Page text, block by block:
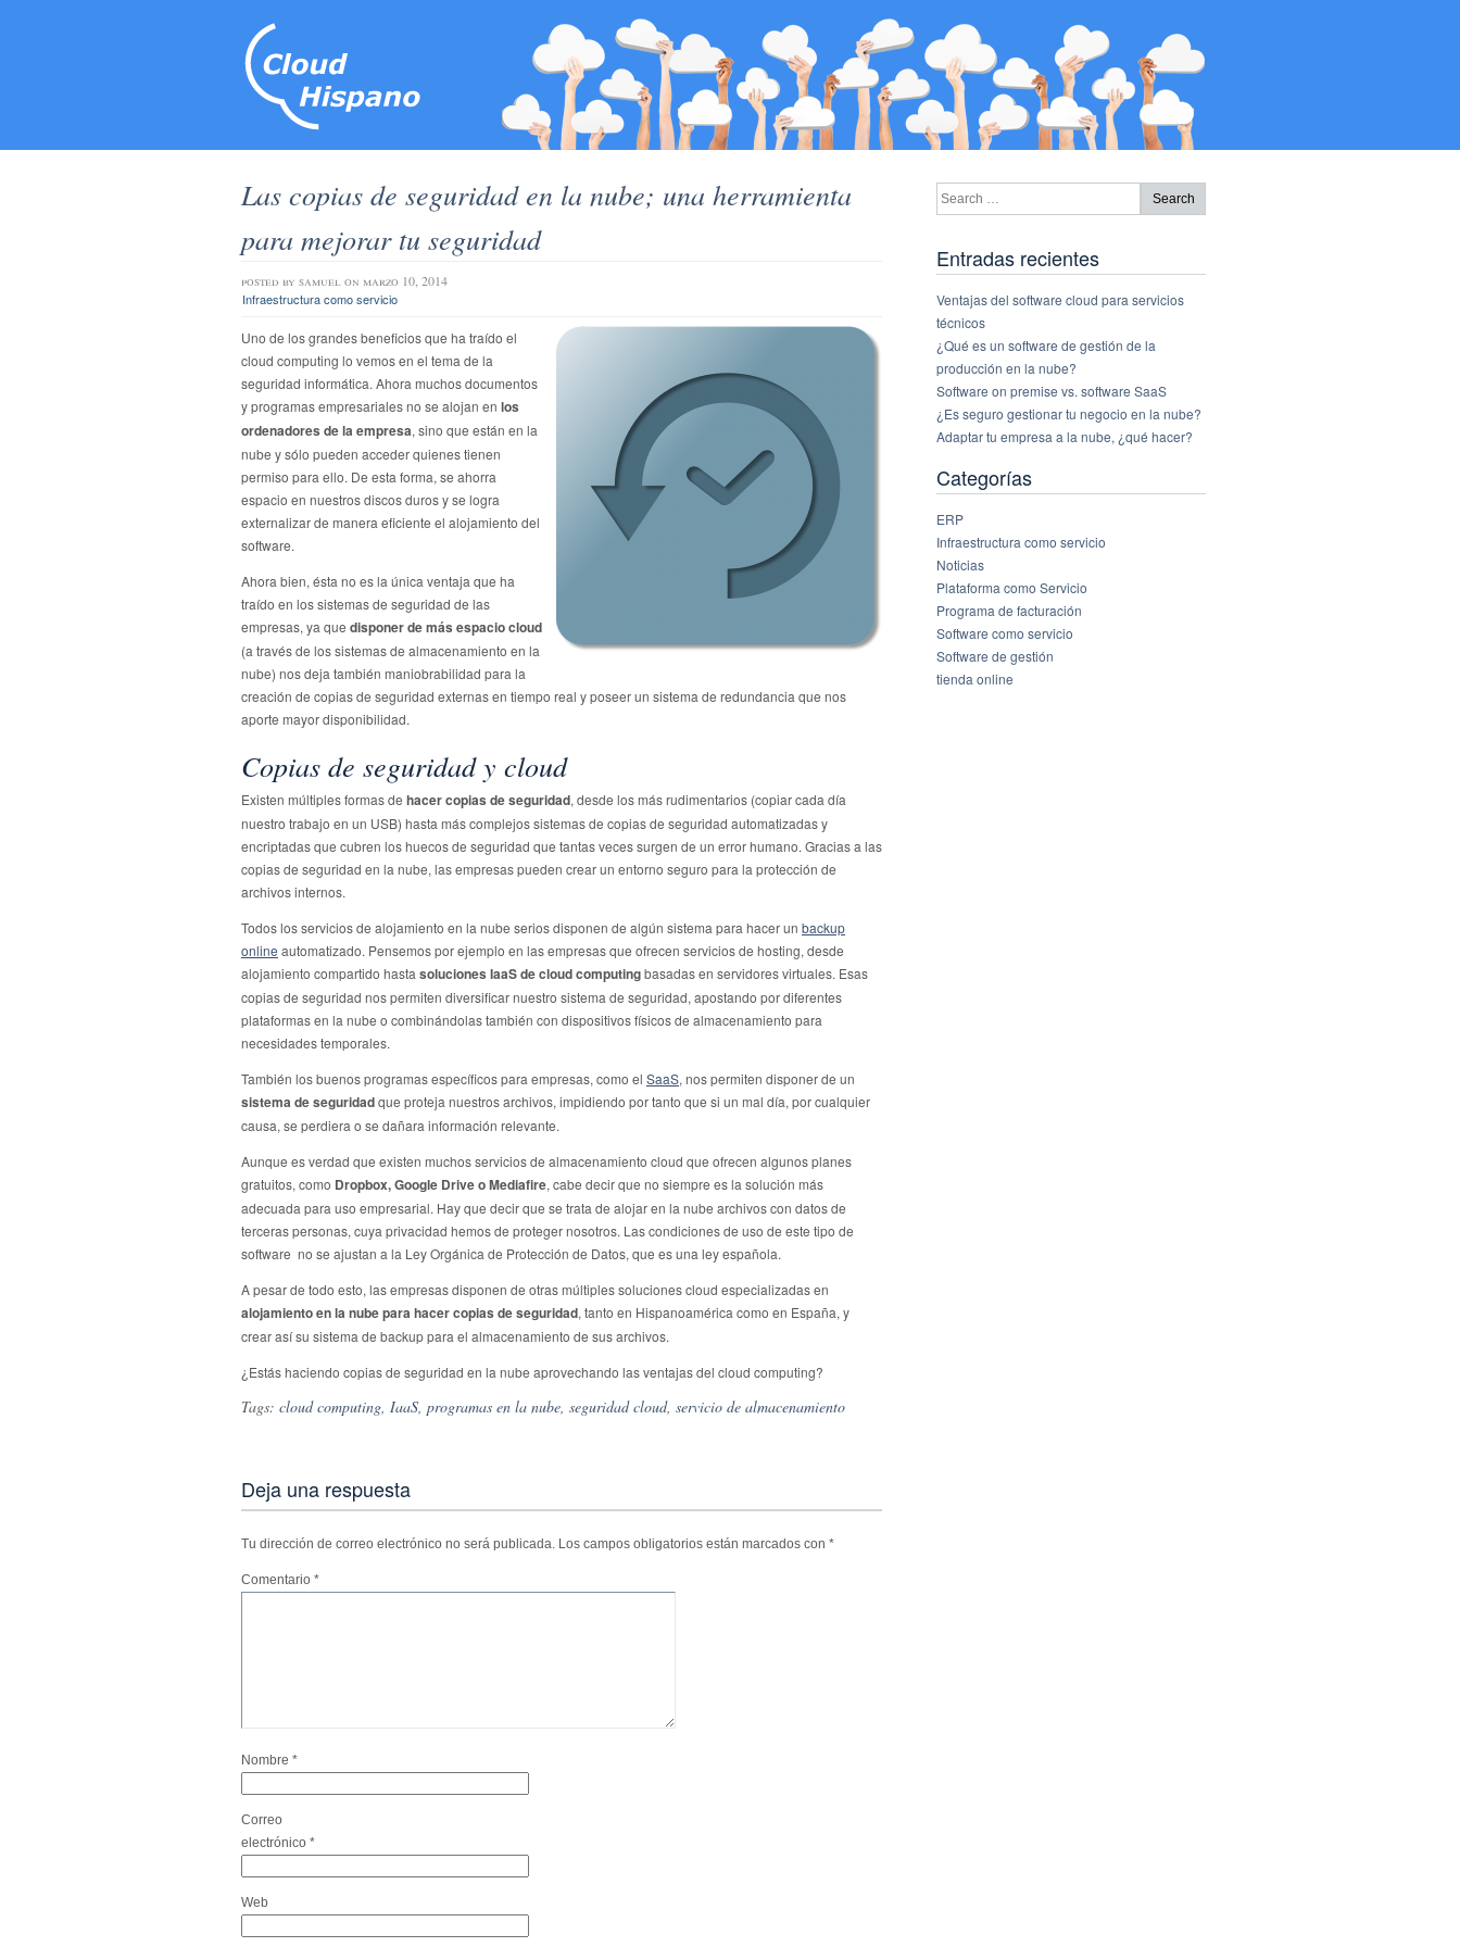
Las copias de seguridad en la nube; una herramienta
para mejorar tu seguridad
posted by samuel on marzo 10, 2014
Infraestructura como servicio
Uno de los grandes beneficios que ha traído el
cloud computing lo vemos en el tema de la
seguridad informática. Ahora muchos documentos
y programas empresariales no se alojan en los
ordenadores de la empresa, sino que están en la
nube y sólo pueden acceder quienes tienen
permiso para ello. De esta forma, se ahorra
espacio en nuestros discos duros y se logra
externalizar de manera eficiente el alojamiento del
software.
Ahora bien, ésta no es la única ventaja que ha
traído en los sistemas de seguridad de las
empresas, ya que disponer de más espacio cloud
(a través de los sistemas de almacenamiento en la
nube) nos deja también maniobrabilidad para la
creación de copias de seguridad externas en tiempo real y poseer un sistema de redundancia que nos
aporte mayor disponibilidad.
Copias de seguridad y cloud
Existen múltiples formas de hacer copias de seguridad, desde los más rudimentarios (copiar cada día
nuestro trabajo en un USB) hasta más complejos sistemas de copias de seguridad automatizadas y
encriptadas que cubren los huecos de seguridad que tantas veces surgen de un error humano. Gracias a las
copias de seguridad en la nube, las empresas pueden crear un entorno seguro para la protección de
archivos internos.
Todos los servicios de alojamiento en la nube serios disponen de algún sistema para hacer un backup
online automatizado. Pensemos por ejemplo en las empresas que ofrecen servicios de hosting, desde
alojamiento compartido hasta soluciones IaaS de cloud computingbasadas en servidores virtuales. Esas
copias de seguridad nos permiten diversificar nuestro sistema de seguridad, apostando por diferentes
plataformas en la nube o combinándolas también con dispositivos físicos de almacenamiento para
necesidades temporales.
También los buenos programas específicos para empresas, como el SaaS, nos permiten disponer de un
sistema de seguridadque proteja nuestros archivos, impidiendo por tanto que si un mal día, por cualquier
causa, se perdiera o se dañara información relevante.
Aunque es verdad que existen muchos servicios de almacenamiento cloud que ofrecen algunos planes
gratuitos, como Dropbox, Google Drive o Mediafire, cabe decir que no siempre es la solución más
adecuada para uso empresarial. Hay que decir que se trata de alojar en la nube archivos con datos de
terceras personas, cuya privacidad hemos de proteger nosotros. Las condiciones de uso de este tipo de
software no se ajustan a la Ley Orgánica de Protección de Datos, que es una ley española.
A pesar de todo esto, las empresas disponen de otras múltiples soluciones cloud especializadas en
alojamiento en la nube para hacer copias de seguridad, tanto en Hispanoamérica como en España, y
crear así su sistema de backup para el almacenamiento de sus archivos.
¿Estás haciendo copias de seguridad en la nube aprovechando las ventajas del cloud computing?
Tags: cloud computing, IaaS, programas en la nube, seguridad cloud, servicio de almacenamiento
Deja una respuesta
Tu dirección de correo electrónico no será publicada. Los campos obligatorios están marcados con *
Comentario *
Nombre *
Correo
electrónico *
Web
Entradas recientes
Ventajas del software cloud para servicios
técnicos
¿Qué es un software de gestión de la
producción en la nube?
Software on premise vs. software SaaS
¿Es seguro gestionar tu negocio en la nube?
Adaptar tu empresa a la nube, ¿qué hacer?
Categorías
ERP
Infraestructura como servicio
Noticias
Plataforma como Servicio
Programa de facturación
Software como servicio
Software de gestión
tienda online